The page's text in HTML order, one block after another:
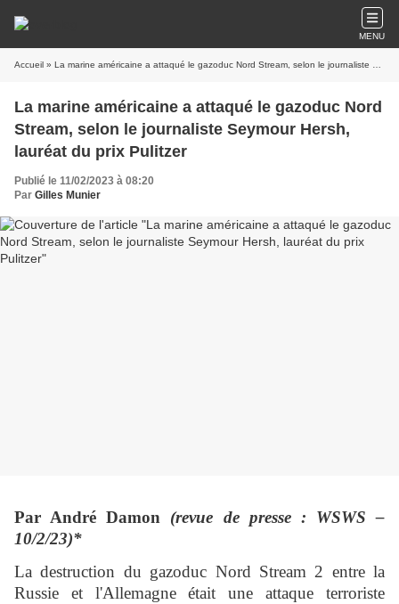
MENU
Accueil » La marine américaine a attaqué le gazoduc Nord Stream, selon le journaliste Seymour Hersh, lauréat du prix Pulitzer
La marine américaine a attaqué le gazoduc Nord
Stream, selon le journaliste Seymour Hersh,
lauréat du prix Pulitzer
Publié le 11/02/2023 à 08:20
Par Gilles Munier
Par André Damon (revue de presse : WSWS –
10/2/23)*
La destruction du gazoduc Nord Stream 2 entre la
Russie et l'Allemagne était une attaque terroriste